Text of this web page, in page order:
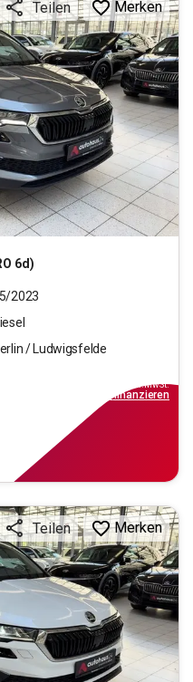
6d)
Teilen Merken
2023
/ Ludwigsfelde
inkl.MwSt.
finanzieren
Teilen Merken